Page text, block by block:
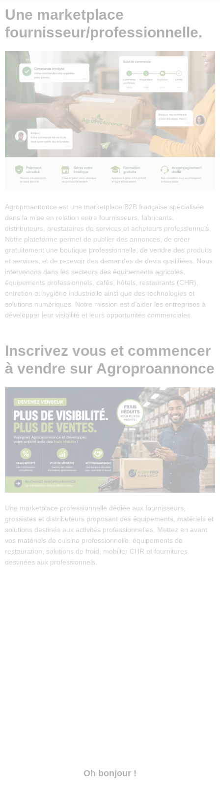
Une marketplace
fournisseur/professionnelle.
Agroproannonce est une marketplace B2B française spécialisée
dans la mise en relation entre fournisseurs, fabricants,
distributeurs, prestataires de services et acheteurs professionnels.
Notre plateforme permet de publier des annonces, de créer
gratuitement une boutique professionnelle, de vendre des produits
et services, et de recevoir des demandes de devis qualifiées. Nous
intervenons dans les secteurs des équipements agricoles,
équipements professionnels, cafés, hôtels, restaurants (CHR),
entretien et hygiène industrielle ainsi que des technologies et
solutions numériques. Notre mission est d’aider les entreprises à
développer leur visibilité et leurs opportunités commerciales.
Inscrivez vous et commencer
à vendre sur Agroproannonce
Une marketplace professionnelle dédiée aux fournisseurs,
grossistes et distributeurs proposant des équipements, matériels et
solutions destinés aux activités professionnelles. Mettez en avant
vos matériels de cuisine professionnelle, équipements de
restauration, solutions de froid, mobilier CHR et fournitures
destinées aux professionnels.
Oh bonjour !